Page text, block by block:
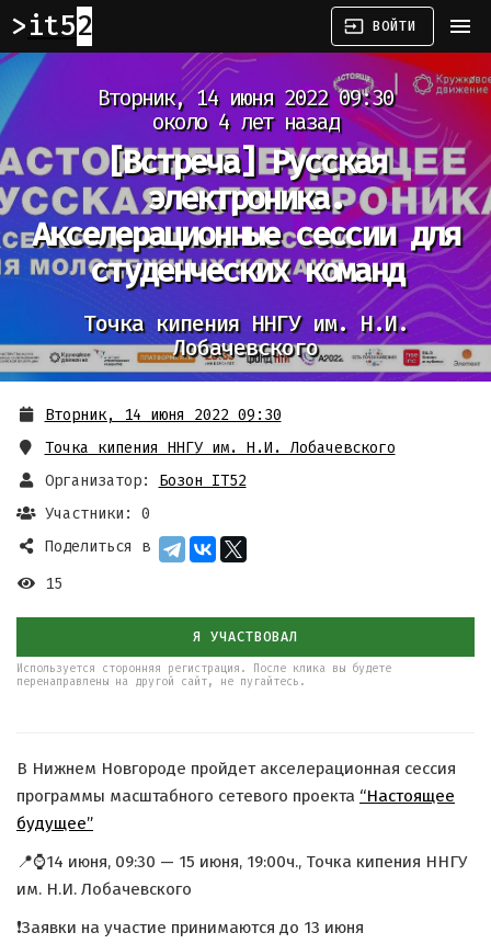
it52 input ВОЙТИ menu
Вторник, 14 июня 2022 09:30
около 4 лет назад
[Встреча] Русская
электроника.
Акселерационные сессии для
студенческих команд
Точка кипения ННГУ им. Н.И.
Лобачевского
Вторник, 14 июня 2022 09:30
Точка кипения ННГУ им. Н.И. Лобачевского
Организатор:
Бозон IT52
Участники: 0
Поделиться в
15
Я УЧАСТВОВАЛ
Используется сторонняя регистрация. После клика вы будете
перенаправлены на другой сайт, не пугайтесь.
В Нижнем Новгороде пройдет акселерационная сессия
программы масштабного сетевого проекта “Настоящее
будущее”
📍⌚️14 июня, 09:30 — 15 июня, 19:00ч., Точка кипения ННГУ
им. Н.И. Лобачевского
❗️Заявки на участие принимаются до 13 июня